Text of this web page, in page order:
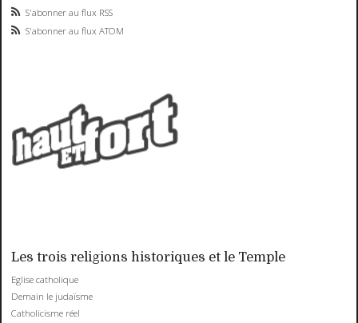
S'abonner au flux RSS
S'abonner au flux ATOM
Les trois religions historiques et le Temple
Eglise catholique
Demain le judaïsme
Catholicisme réel